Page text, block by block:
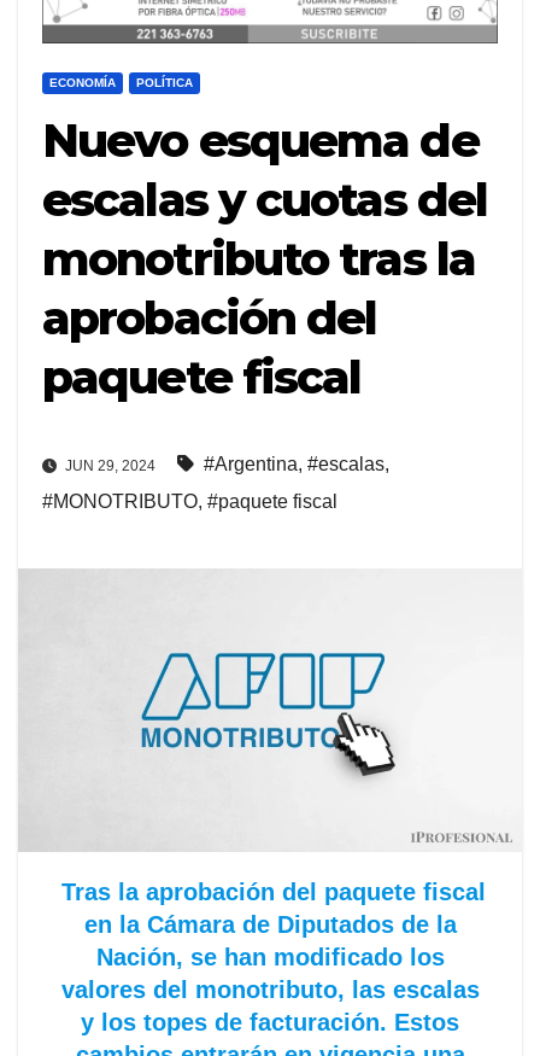
ECONOMÍA POLÍTICA
Nuevo esquema de
escalas y cuotas del
monotributo tras la
aprobación del
paquete fiscal
JUN 29, 2024 #Argentina, #escalas,
#MONOTRIBUTO, #paquete fiscal
Tras la aprobación del paquete fiscal
en la Cámara de Diputados de la
Nación, se han modificado los
valores del monotributo, las escalas
y los topes de facturación. Estos